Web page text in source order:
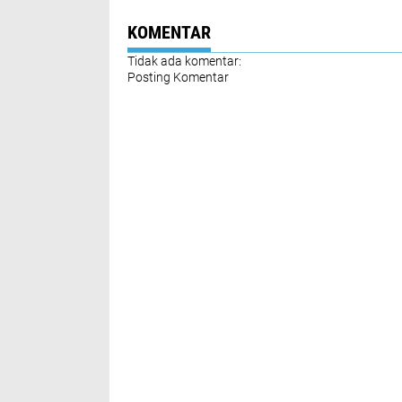
KOMENTAR
Tidak ada komentar:
Posting Komentar